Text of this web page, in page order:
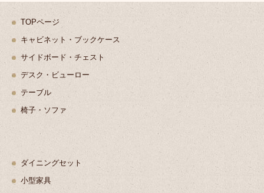
TOPページ
キャビネット・ブックケース
サイドボード・チェスト
デスク・ビューロー
テーブル
椅子・ソファ
ダイニングセット
小型家具